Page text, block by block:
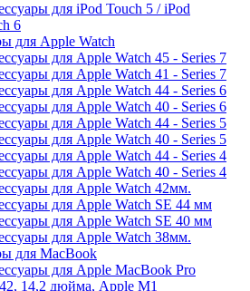
для iPod Touch 5 / iPod
6
для Apple Watch
для Apple Watch 45 - Series 7
для Apple Watch 41 - Series 7
для Apple Watch 44 - Series 6
для Apple Watch 40 - Series 6
для Apple Watch 44 - Series 5
для Apple Watch 40 - Series 5
для Apple Watch 44 - Series 4
для Apple Watch 40 - Series 4
для Apple Watch 42мм.
для Apple Watch SE 44 мм
для Apple Watch SE 40 мм
для Apple Watch 38мм.
для MacBook
для Apple MacBook Pro
14,2 дюйма, Apple M1